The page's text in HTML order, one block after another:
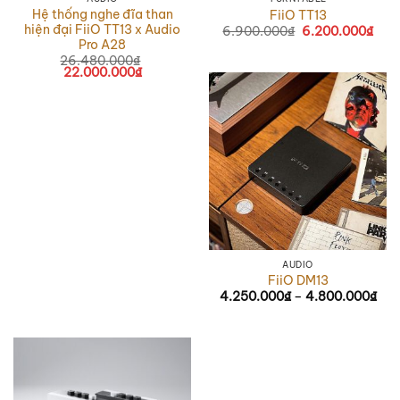
Hệ thống nghe đĩa than
hiện đại FiiO TT13 x Audio
Pro A28
26.480.000₫
Giá
22.000.000₫Giá
22.000.000₫.
FiiO TT13
6.900.000₫ Giá
6.200.000₫Giá
AUDIO
FiiO DM13
4.250.000₫ – 4.800.000₫